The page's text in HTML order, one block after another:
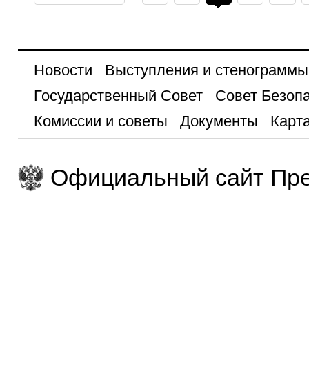
Новости
Выступления и стенограммы
Государственный Совет
Совет
Комиссии и советы
Документы
Официальный сайт